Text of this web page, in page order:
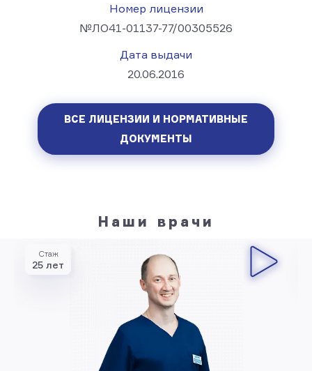
Номер лицензии
№ЛО41-01137-77/00305526
Дата выдачи
20.06.2016
ВСЕ ЛИЦЕНЗИИ И НОРМАТИВНЫЕ
ДОКУМЕНТЫ
Наши врачи
Стаж
25 лет